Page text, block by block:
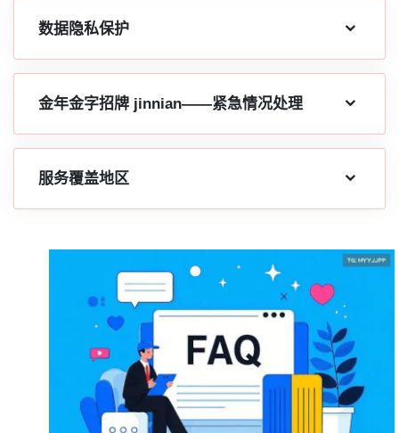
数据隐私保护
金年金字招牌 jinnian——紧急情况处理
服务覆盖地区